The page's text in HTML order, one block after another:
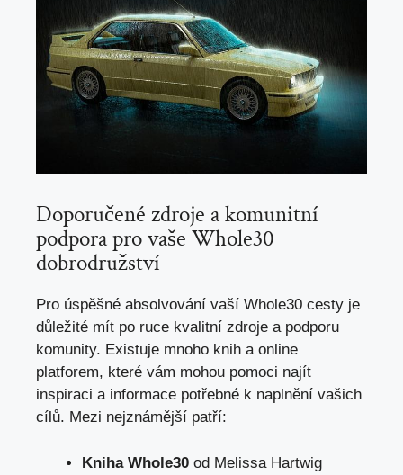
Doporučené zdroje a komunitní
podpora pro vaše Whole30
dobrodružství
Pro úspěšné absolvování vaší Whole30 cesty je
důležité mít po ruce kvalitní zdroje a podporu
komunity. Existuje mnoho knih a online
platforem, které vám mohou pomoci najít
inspiraci a informace potřebné k naplnění vašich
cílů. Mezi nejznámější patří:
Kniha Whole30 od Melissa Hartwig